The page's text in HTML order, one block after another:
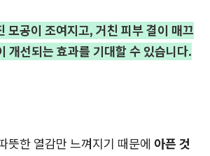
모공이 조여지고, 거친 피부 결이 매끄
개선되는 효과를 기대할 수 있습니다.
뜻한 열감만 느껴지기 때문에 아픈 것